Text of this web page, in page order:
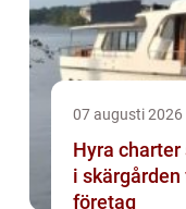
07 augusti 2026
Hyra charter
i
företag